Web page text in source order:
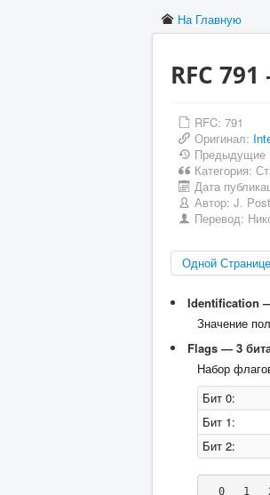
На Главную
RFC
RFC: 791
Оригинал:
Предыдущие
Категория:
Дата
Автор: J.
Перевод:
Одной
Identification
Значение
Flags — 3
Набор
Бит 0:
Бит 1:
Бит 2: